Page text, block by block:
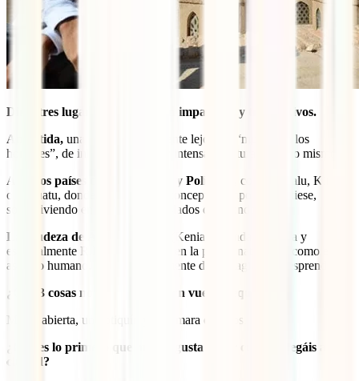
Dime tres lugares que os hayan impactado y tres motivos.
Antártida, una dimensión diferente lejos del “mundo de los
hombres”, de inhóspita belleza y intensa aventura con uno mismo.
Algunos países de la Melanesia y Polinesia,
como Tuvalu, Kiribati
o Vanuatu, donde parece que el concepto tiempo no existiese,
sobreviviendo en una burbuja aislados del mundo.
La crudeza de África del Este
(Kenia, Uganda, Ruanda y
especialmente R.D.Congo) tanto en la propia naturaleza como en el
aspecto humano, independientemente de la magia que desprende.
¿Qué 3 cosas no pueden faltar en vuestro equipaje?
Mente abierta, un botiquín y la cámara de fotos.
¿Qué es lo primero que más os gusta hacer cuando llegáis a una
ciudad?